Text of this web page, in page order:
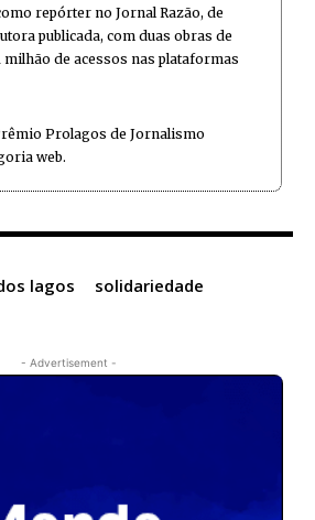
repórter no Jornal Razão, de
publicada, com duas obras de
milhão de acessos nas plataformas
Prolagos de Jornalismo
web.
lagos solidariedade
- Advertisement -